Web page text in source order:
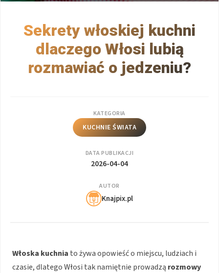
Sekrety włoskiej kuchni
dlaczego Włosi lubią
rozmawiać o jedzeniu?
KATEGORIA
KUCHNIE ŚWIATA
DATA PUBLIKACJI
2026-04-04
AUTOR
Knajpix.pl
Włoska kuchnia to żywa opowieść o miejscu, ludziach i
czasie, dlatego Włosi tak namiętnie prowadzą rozmowy